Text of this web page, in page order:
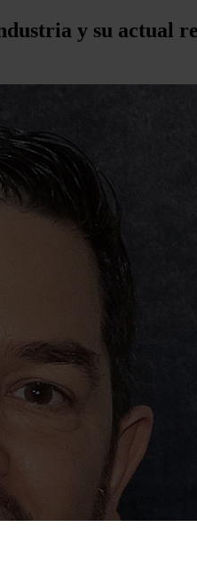
y su actual